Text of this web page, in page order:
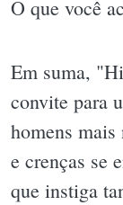
O que você
Em suma,
convite para
homens
e crenças se
que instiga